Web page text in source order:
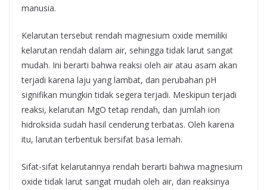
manusia.
Kelarutan tersebut rendah magnesium oxide memiliki
kelarutan rendah dalam air, sehingga tidak larut sangat
mudah. Ini berarti bahwa reaksi oleh air atau asam akan
terjadi karena laju yang lambat, dan perubahan pH
signifikan mungkin tidak segera terjadi. Meskipun terjadi
reaksi, kelarutan MgO tetap rendah, dan jumlah ion
hidroksida sudah hasil cenderung terbatas. Oleh karena
itu, larutan terbentuk bersifat basa lemah.
Sifat-sifat kelarutannya rendah berarti bahwa magnesium
oxide tidak larut sangat mudah oleh air, dan reaksinya